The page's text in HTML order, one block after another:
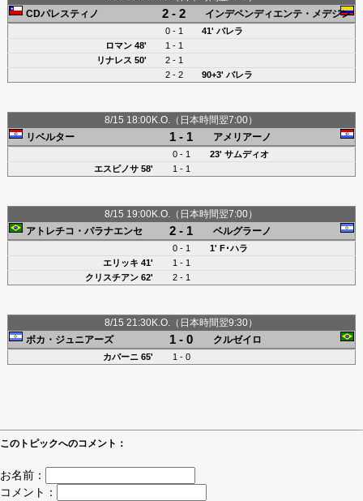
CDパレスティノ
2 - 2 インデペンディエンテ・メデジン
0 - 1
41' バレラ
ロマン 48'
1 - 1
リナレス 50'
2 - 1
2 - 2
90+3' バレラ
8/15 18:00K.O.（日本時間翌7:00）
リベルター
1 - 1 アメリアーノ
0 - 1
23' サムディオ
エスピノサ58' 1 - 1
8/15 19:00K.O.（日本時間翌7:00）
アトレチコ・パラナエンセ
2 - 1 ベルグラーノ
0 - 1 1' F･ハラ
エリッキ 41'
1 - 1
クリスチアン62' 2 - 1
8/15 21:30K.O.（日本時間翌9:30）
ボカ・ジュニアーズ
1 - 0 クルゼイロ
カバーニ 65' 1 - 0
このトピックへのコメント：
お名前：
コメント：